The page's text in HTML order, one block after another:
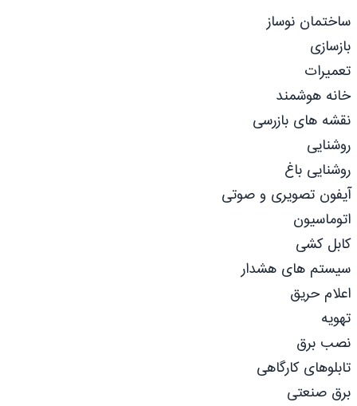
ساختمان نوساز
بازسازی
تعمیرات
خانه هوشمند
نقشه های بازرسی
روشنایی
روشنایی باغ
آیفون تصویری و صوتی
اتوماسیون
کابل کشی
سیستم های هشدار
اعلام حریق
تهویه
نصب برق
تابلوهای کارگاهی
برق صنعتی